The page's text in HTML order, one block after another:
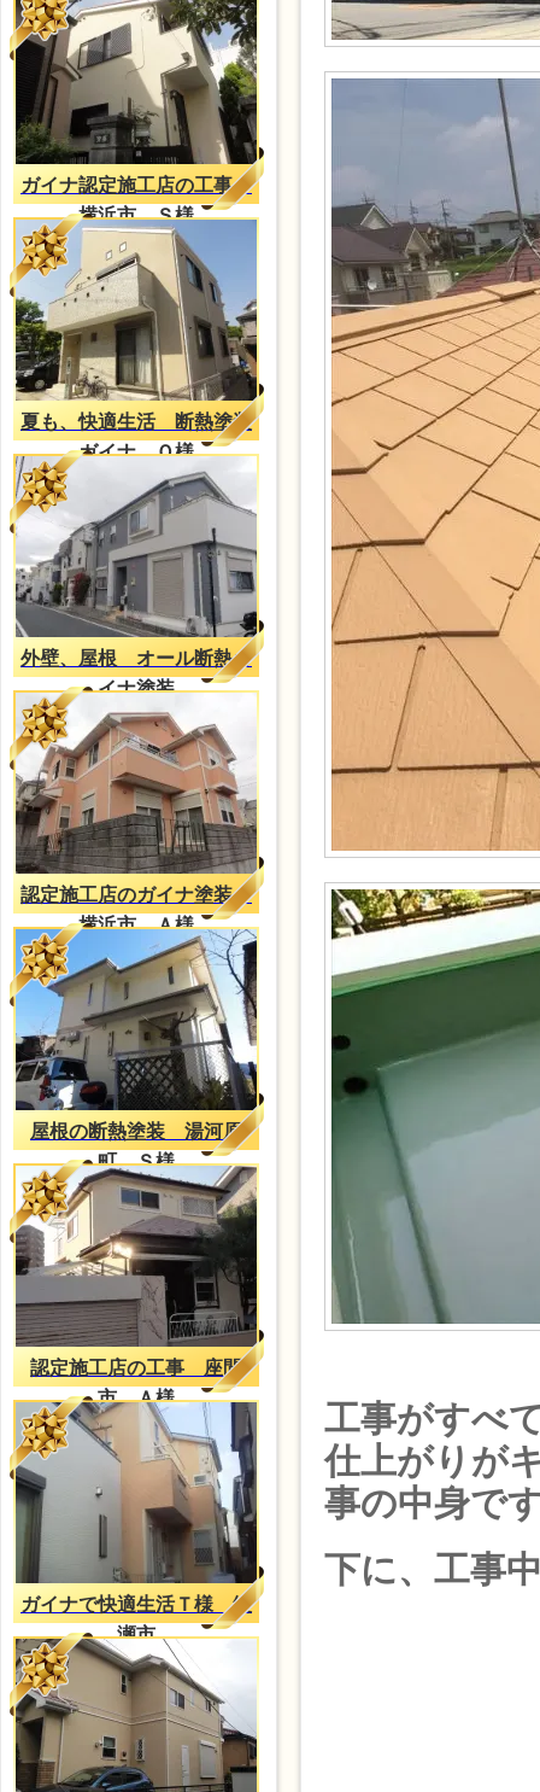
ガイナ認定施工店の工事
横浜市 Ｓ様
夏も、快適生活 断熱塗装
ガイナ Ｏ様
外壁、屋根 オール断熱ガ
イナ塗装
認定施工店のガイナ塗装
横浜市 Ａ様
屋根の断熱塗装 湯河原
町 Ｓ様
認定施工店の工事 座間
市 Ａ様
ガイナで快適生活Ｔ様 綾
瀬市
工事がすべ
仕上がりが
事の中身で
下に、工事